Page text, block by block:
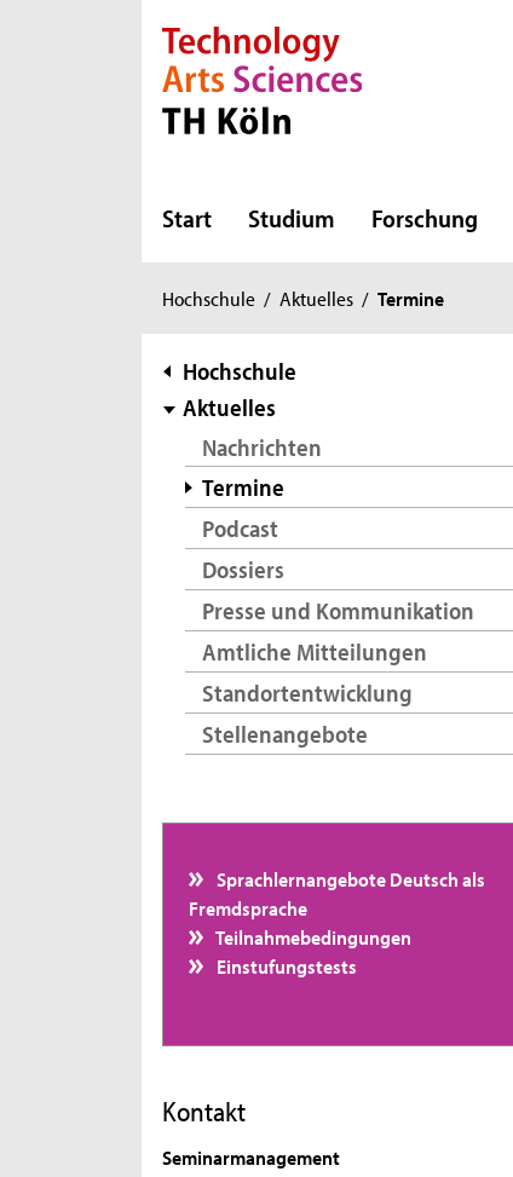
Direkt zur Hauptnavigation
Direkt zur Subnavigation
Direkt zum Inhalt
Direkt zum Fußbereich
Start Studium Forschung
Sie
hier:
Hochschule / Aktuelles / Termine
Subnavigation
Hochschule
Aktuelles
Nachrichten
Termine
Podcast
Dossiers
Presse und Kommunikation
Amtliche Mitteilungen
Standortentwicklung
Stellenangebote
Sprachlernangebote Deutsch als
Fremdsprache
Teilnahmebedingungen
Einstufungstests
Kontakt
Seminarmanagement